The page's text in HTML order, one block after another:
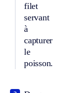
filet
servant
à
capturer
le
poisson.